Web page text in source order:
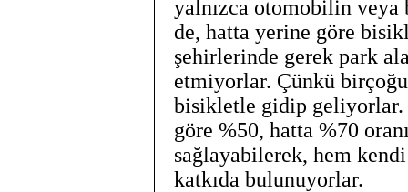
yalnızca otomobilin veya
de, hatta yerine göre
şehirlerinde gerek park
etmiyorlar. Çünkü
bisikletle gidip geliyorlar.
göre %50, hatta %70
sağlayabilerek, hem
katkıda bulunuyorlar.